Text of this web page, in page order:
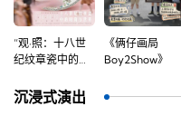
“观·照：十八世
纪纹章瓷中的时
《俩仔画局
Boy2Show》
沉浸式演出